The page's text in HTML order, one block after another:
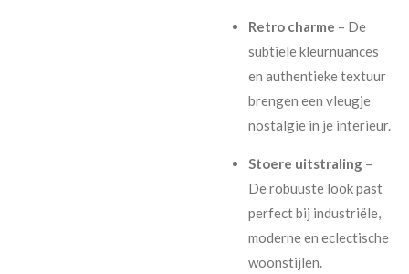
Retro charme – De
subtiele kleurnuances
en authentieke textuur
brengen een vleugje
nostalgie in je interieur.
Stoere uitstraling–
De robuuste look past
perfect bij industriële,
moderne en eclectische
woonstijlen.